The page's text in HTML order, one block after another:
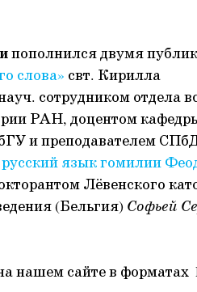
пополнился двумя
слова» свт. Кирилла
сотрудником отдела
РАН, доцентом
и преподавателем
язык гомилии
Лёвенского
(Бельгия) Софьей
нашем сайте в форматах